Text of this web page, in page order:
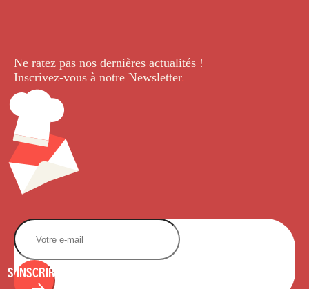
Ne ratez pas nos dernières actualités !
Inscrivez-vous à notre Newsletter.
S'INSCRIRE